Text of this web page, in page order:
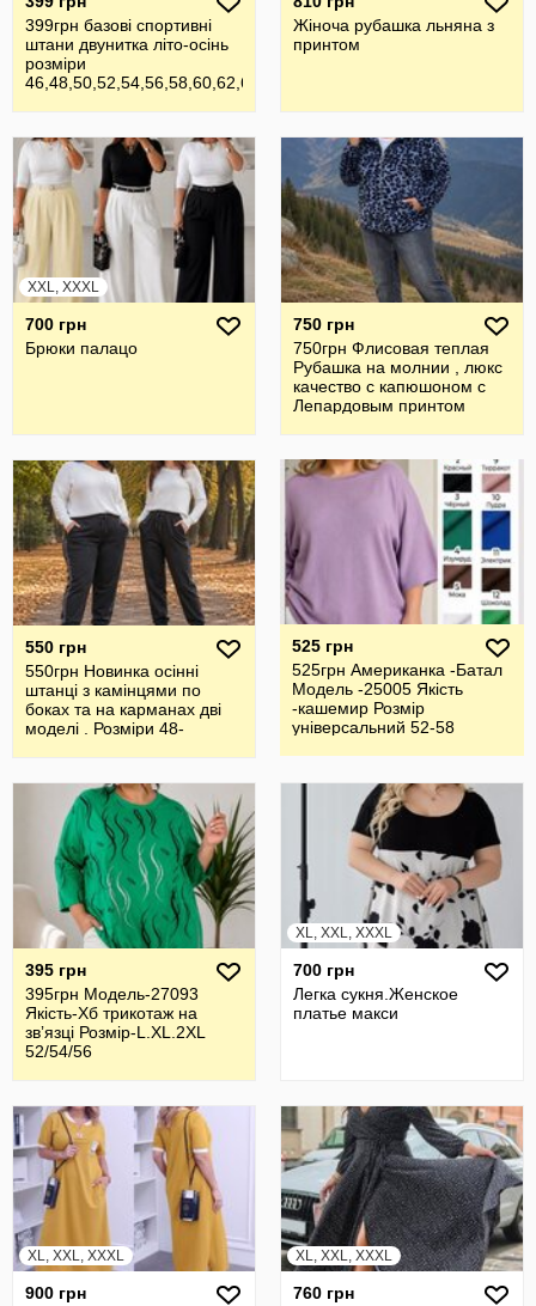
399грн базові спортивні
штани двунитка літо-осінь
розміри
46,48,50,52,54,56,58,60,62,64
Жiноча рубашка льняна з
принтом
XXL, XXXL
700 грн
Брюки палацо
750 грн
750грн Флисовая теплая
Рубашка на молнии , люкс
качество с капюшоном с
Лепардовым принтом
550 грн
550грн Новинка осінні
штанці з камінцями по
боках та на карманах дві
моделі . Розміри 48-
525 грн
525грн Американка -Батал
Модель -25005 Якість
-кашемир Розмір
універсальний 52-58
395 грн
395грн Модель-27093
Якість-Хб трикотаж на
звʼязці Розмір-L.XL.2XL
52/54/56
XL, XXL, XXXL
700 грн
Легка сукня.Женское
платье макси
XL, XXL, XXXL
900 грн
XL, XXL, XXXL
760 грн